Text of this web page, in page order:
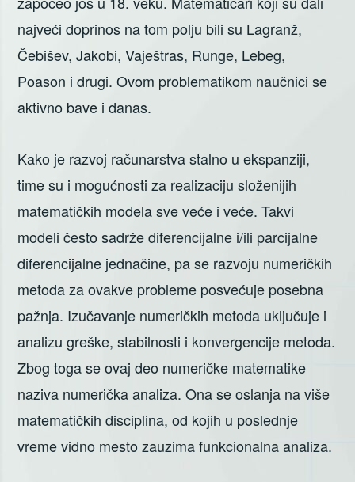
najveći doprinos na tom polju bili su Lagranž,
Čebišev, Jakobi, Vaještras, Runge, Lebeg,
Poason i drugi. Ovom problematikom naučnici se
aktivno bave i danas.
Kako je razvoj računarstva stalno u ekspanziji,
time su i mogućnosti za realizaciju složenijih
matematičkih modela sve veće i veće. Takvi
modeli često sadrže diferencijalne i/ili parcijalne
diferencijalne jednačine, pa se razvoju numeričkih
metoda za ovakve probleme posvećuje posebna
pažnja. Izučavanje numeričkih metoda uključuje i
analizu greške, stabilnosti i konvergencije metoda.
Zbog toga se ovaj deo numeričke matematike
naziva numerička analiza. Ona se oslanja na više
matematičkih disciplina, od kojih u poslednje
vreme vidno mesto zauzima funkcionalna analiza.